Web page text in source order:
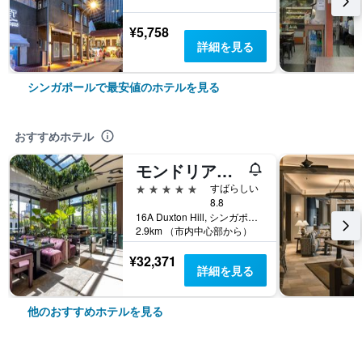
¥5,758
詳細を見る
シンガポールで最安値のホテルを見る
おすすめホテル
モンドリアン シンガポール ダクストン
5つ星
すばらしい
8.8
16A Duxton Hill, シンガポール, シンガポール
2.9km （市内中心部から）
¥32,371 詳細を見る
他のおすすめホテルを見る